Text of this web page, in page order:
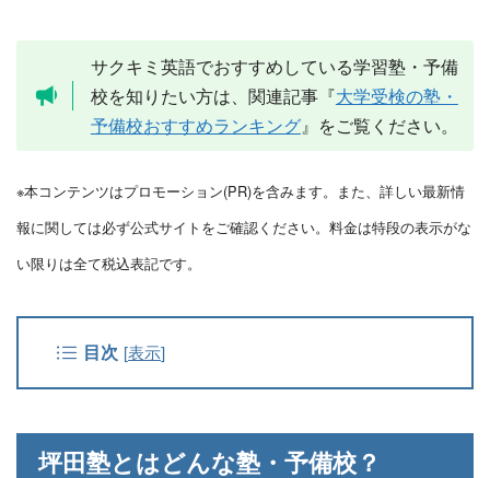
サクキミ英語でおすすめしている学習塾・予備
校を知りたい方は、関連記事『大学受検の塾・
予備校おすすめランキング』をご覧ください。
※本コンテンツはプロモーション(PR)を含みます。また、詳しい最新情
報に関しては必ず公式サイトをご確認ください。料金は特段の表示がな
い限りは全て税込表記です。
目次 [表示]
坪田塾とはどんな塾・予備校？